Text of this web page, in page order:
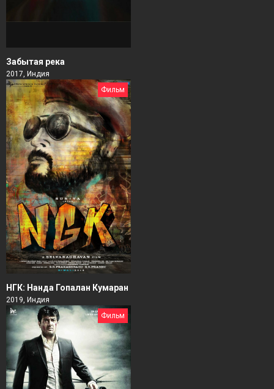
Забытая река
2017, Индия
Фильм
НГК: Нанда Гопалан Кумаран
2019, Индия
Фильм